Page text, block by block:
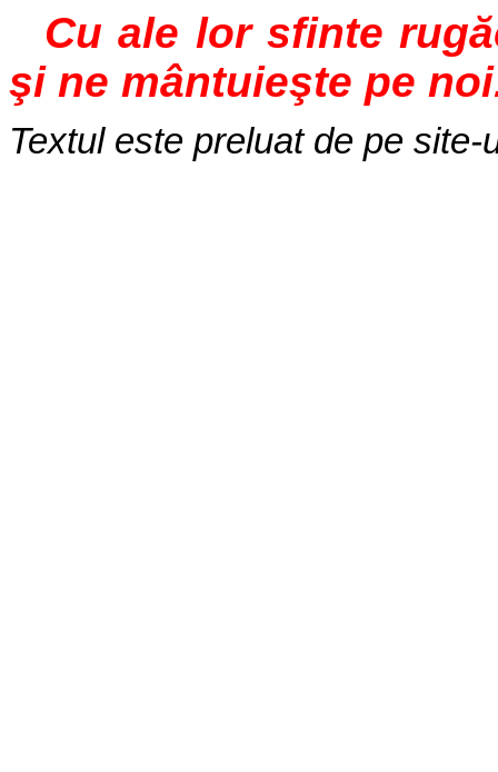
Cu ale lor sfinte
şi ne mântuieşte pe
Textul este preluat de pe